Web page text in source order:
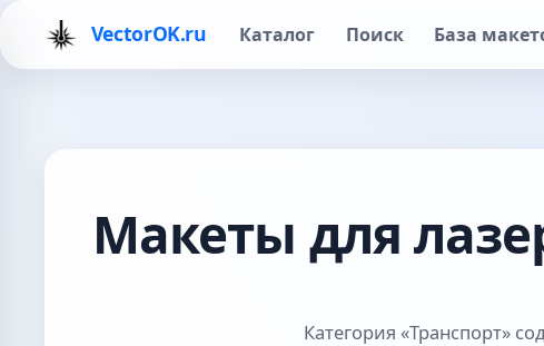
VectorOK.ru Каталог Поиск База
Макеты для
Категория «Транспорт»